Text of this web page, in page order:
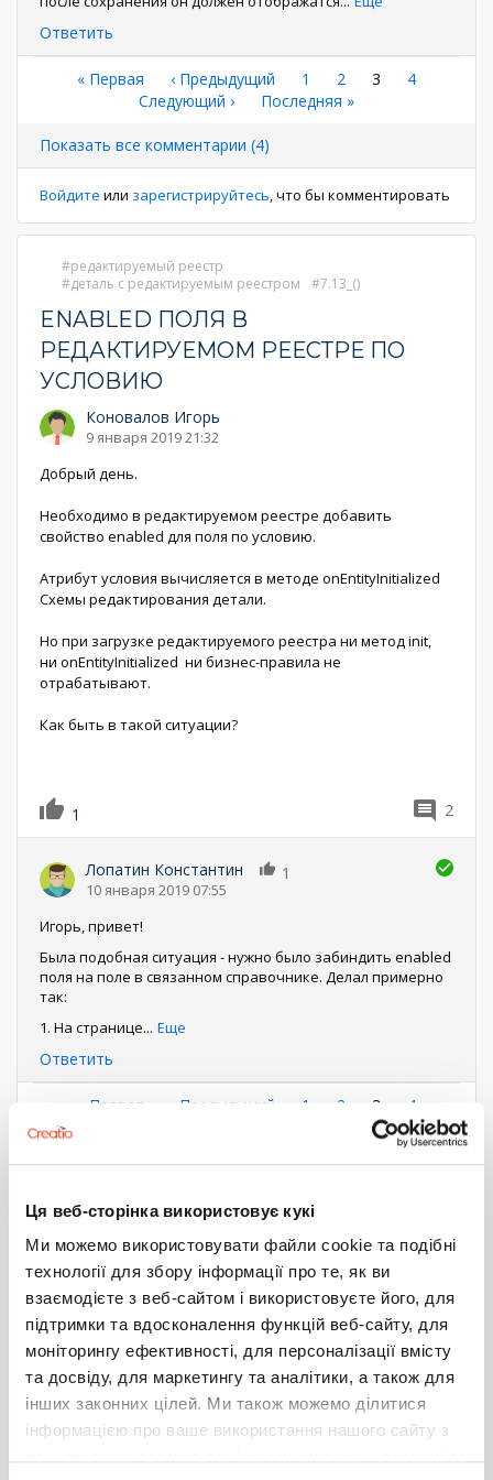
Ця веб-сторінка використовує кукі
Ми можемо використовувати файли cookie та подібні
технології для збору інформації про те, як ви
взаємодієте з веб-сайтом і використовуєте його, для
підтримки та вдосконалення функцій веб-сайту, для
моніторингу ефективності, для персоналізації вмісту
та досвіду, для маркетингу та аналітики, а також для
інших законних цілей. Ми також можемо ділитися
інформацією про ваше використання нашого сайту з
Ответить
Нумерация
страниц
Первая
страница
« Первая ←
‹ Предыдущий Страница
1 Страница
2
Текущая
3 Страница
4
Следующая
Следующий ›
Последняя
Последняя »
Показать все комментарии (4)
Войдите или зарегистрируйтесь , что бы комментировать
редактируемый реестр
деталь с редактируемым реестром
7.13_()
ENABLED ПОЛЯ В
РЕДАКТИРУЕМОМ РЕЕСТРЕ ПО
УСЛОВИЮ
Коновалов Игорь
9 января 2019 21:32
Добрый день.
Необходимо в редактируемом реестре добавить
свойство enabled для поля по условию.
Атрибут условия вычисляется в методе onEntityInitialized
Схемы редактирования детали.
Но при загрузке редактируемого реестра ни метод init,
ни onEntityInitialized ни бизнес-правила не
отрабатывают.
Как быть в такой ситуации?
1 2
Лопатин Константин
10 января 2019 07:55
1
Игорь, привет!
Была подобная ситуация - нужно было забиндить enabled
поля на поле в связанном справочнике. Делал примерно
так:
1. На странице... Еще
Ответить
Нумерация
страниц
Первая
« Первая ←
‹ Предыдущий Страница
1 Страница
2
Текущая
страница
3 Страница
4
Показать все комментарии (1)
Войдитеилизарегистрируйтесь, что бы комментировать
деталь с редактируемым реестром фильтр
СЛОЖНЫЙ ФИЛЬТР В
СПРАВОЧНОМ ПОЛЕ В ДЕТАЛИ С
РЕДАКТИРУЕМЫМ РЕЕСТРОМ
Дмитрий Тёскин
9 января 2019 08:20